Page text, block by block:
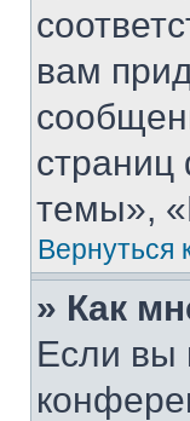
вам
темы»,
Вернуться
» Как
Если вы